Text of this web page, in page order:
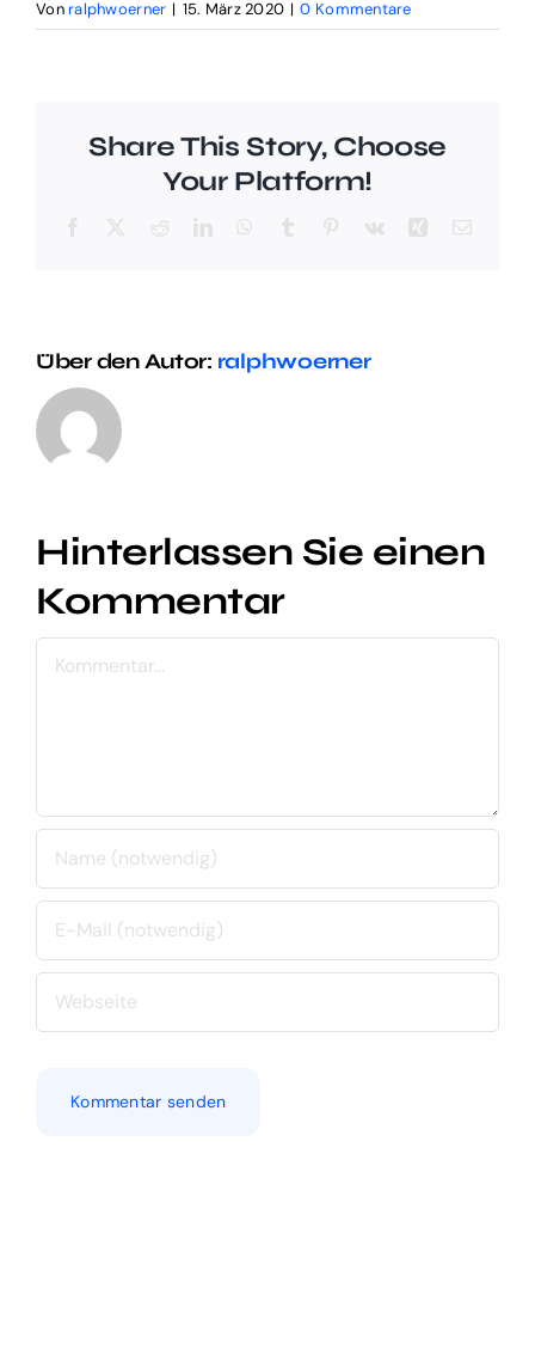
Vonralphwoerner | 15. März 2020 | 0 Kommentare
Share This Story, Choose
Your Platform!
Facebook RedditLinkedInWhatsApp
Tumblr Pinterest
Vk XingE-
Über den Autor: ralphwoerner
Hinterlassen Sie einen
Kommentar
Kommentar